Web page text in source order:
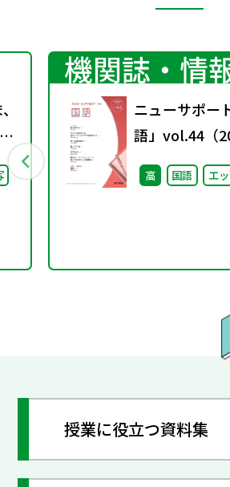
機関誌・情
ニューサポー
語」vol.44（
号）
高 国語 エ
授業に役立つ資料集